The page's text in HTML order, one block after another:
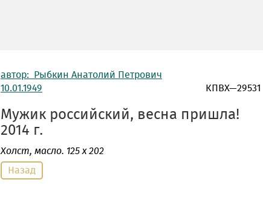
автор: Рыбкин Анатолий Петрович
10.01.1949
КПВХ—29531
Мужик российский, весна пришла!
2014 г.
Холст, масло. 125 х 202
Назад